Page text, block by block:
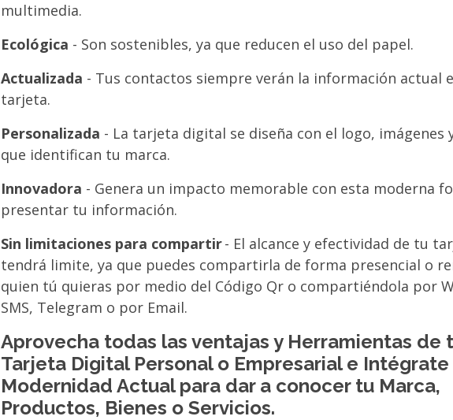
multimedia.
Ecológica - Son sostenibles, ya que reducen el uso del papel.
Actualizada - Tus contactos siempre verán la información actual
tarjeta.
Personalizada - La tarjeta digital se diseña con el logo, imágenes
que identifican tu marca.
Innovadora - Genera un impacto memorable con esta moderna
presentar tu información.
Sin limitaciones para compartir- El alcance y efectividad de tu
tendrá limite, ya que puedes compartirla de forma presencial o
quien tú quieras por medio del Código Qr o compartiéndola por
SMS, Telegram o por Email.
Aprovecha todas las ventajas y Herramientas de
Tarjeta Digital Personal o Empresarial e Intégrate
Modernidad Actual para dar a conocer tu Marca,
Productos, Bienes o Servicios.